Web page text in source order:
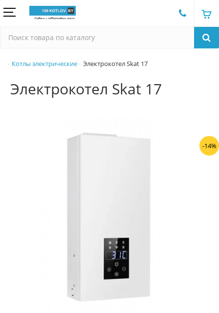
Котлы электрические Электрокотел Skat 17
Электрокотел Skat 17
-14%